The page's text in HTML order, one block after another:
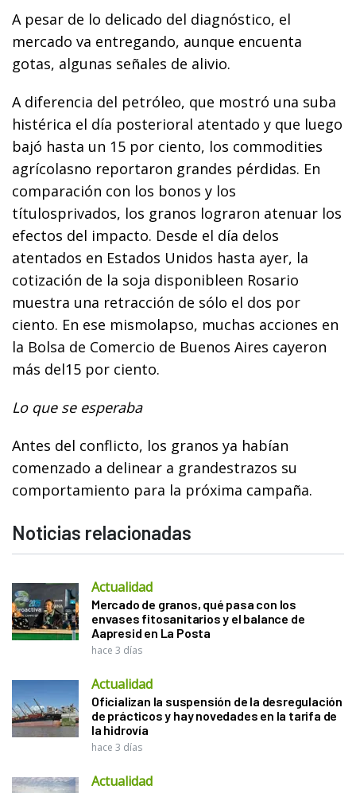
A pesar de lo delicado del diagnóstico, el
mercado va entregando, aunque encuenta
gotas, algunas señales de alivio.
A diferencia del petróleo, que mostró una suba
histérica el día posterioral atentado y que luego
bajó hasta un 15 por ciento, los commodities
agrícolasno reportaron grandes pérdidas. En
comparación con los bonos y los
títulosprivados, los granos lograron atenuar los
efectos del impacto. Desde el día delos
atentados en Estados Unidos hasta ayer, la
cotización de la soja disponibleen Rosario
muestra una retracción de sólo el dos por
ciento. En ese mismolapso, muchas acciones en
la Bolsa de Comercio de Buenos Aires cayeron
más del15 por ciento.
Lo que se esperaba
Antes del conflicto, los granos ya habían
comenzado a delinear a grandestrazos su
comportamiento para la próxima campaña.
Noticias relacionadas
Actualidad
Mercado de granos, qué pasa con los
envases fitosanitarios y el balance de
Aapresid en La Posta
hace 3 días
Actualidad
Oficializan la suspensión de la desregulación
de prácticos y hay novedades en la tarifa de
la hidrovía
hace 3 días
Actualidad